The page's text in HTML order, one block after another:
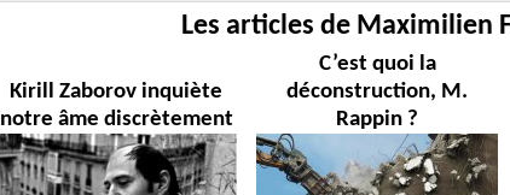
Les articles de Maximilien
Kirill Zaborov inquiète
notre âme discrètement
C’est quoi la
déconstruction, M.
Rappin ?